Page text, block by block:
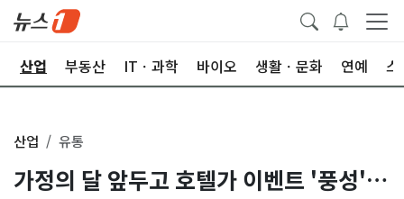
산업 부동산 ITㆍ과학 바이오 생활ㆍ문화 연예 스
산업 유통
가정의 달 앞두고 호텔가 이벤트 '풍성'…